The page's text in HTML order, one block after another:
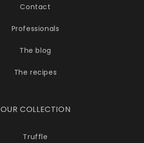
Contact
Professionals
The blog
The recipes
OUR COLLECTION
Truffle